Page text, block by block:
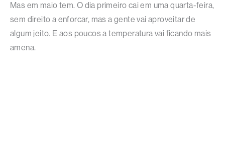
Mas em maio tem. O dia primeiro cai em uma quarta-feira,
sem direito a enforcar, mas a gente vai aproveitar de
algum jeito. E aos poucos a temperatura vai ficando mais
amena.